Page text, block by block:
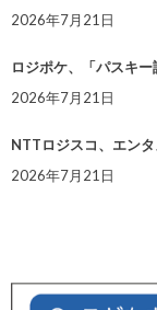
2026年7月21日
ロジポケ、「パスキ
2026年7月21日
NTTロジスコ、エン
2026年7月21日